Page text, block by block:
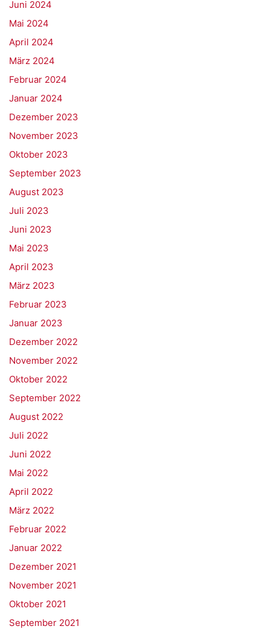
Juni 2024
Mai 2024
April 2024
März 2024
Februar 2024
Januar 2024
Dezember 2023
November 2023
Oktober 2023
September 2023
August 2023
Juli 2023
Juni 2023
Mai 2023
April 2023
März 2023
Februar 2023
Januar 2023
Dezember 2022
November 2022
Oktober 2022
September 2022
August 2022
Juli 2022
Juni 2022
Mai 2022
April 2022
März 2022
Februar 2022
Januar 2022
Dezember 2021
November 2021
Oktober 2021
September 2021